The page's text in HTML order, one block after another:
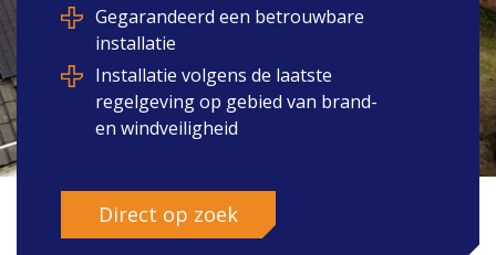
Gegarandeerd een betrouwbare
installatie
Installatie volgens de laatste
regelgeving op gebied van brand-
en windveiligheid
Direct op zoek